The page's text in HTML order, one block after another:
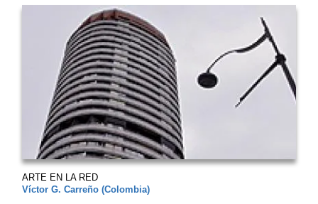
ARTE EN LA RED
Víctor G. Carreño (Colombia)